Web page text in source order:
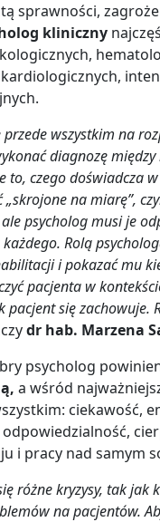
sprawności,
kliniczny
wszystkim na
diagnozę
to, czego doświadcza
na miarę”,
psycholog musi je
Rolą
i pokazać mu
pacjenta w
się zachowuje.
dr hab. Marzena
psycholog
a wśród
ciekawość,
odpowiedzialność,
i pracy nad samym
różne kryzysy, tak jak
na pacjentów.